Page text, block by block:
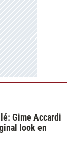
Gime Accardi
look en